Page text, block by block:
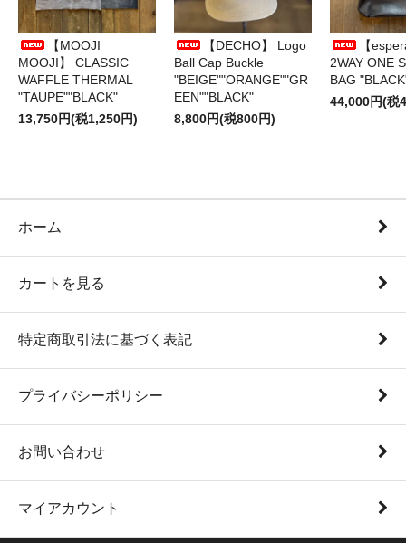
【MOOJI
MOOJI】 CLASSIC
WAFFLE THERMAL
"TAUPE""BLACK"
13,750円(税1,250円)
【DECHO】 Logo
Ball Cap Buckle
"BEIGE""ORANGE""GR
EEN""BLACK"
8,800円(税800円)
【
2WAY ONE
BAG
44,000円(税
ホーム
カートを見る
特定商取引法に基づく表記
プライバシーポリシー
お問い合わせ
マイアカウント